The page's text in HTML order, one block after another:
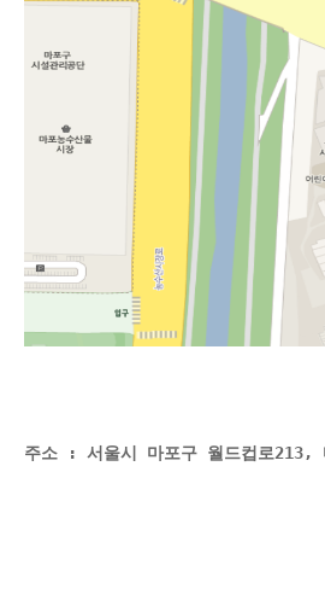
주소 : 서울시 마포구 월드컵로213,